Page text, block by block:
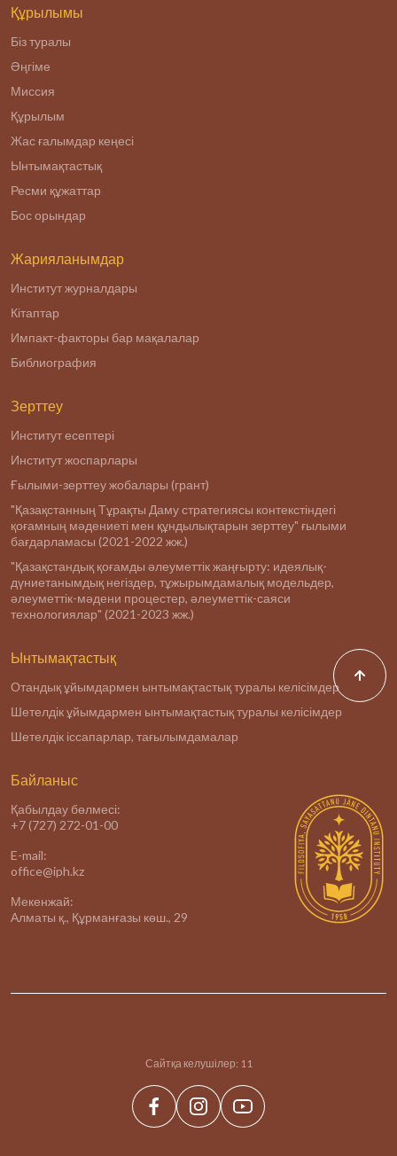
Алматы 5 мая
Құрылымы
Біз туралы
Әңгіме
Миссия
Құрылым
Жас ғалымдар кеңесі
Ынтымақтастық
Ресми құжаттар
Бос орындар
Жарияланымдар
Институт журналдары
Кітаптар
Импакт-факторы бар мақалалар
Библиография
Зерттеу
Институт есептері
Институт жоспарлары
Ғылыми-зерттеу жобалары (грант)
"Қазақстанның Тұрақты Даму стратегиясы контекстіндегі
қоғамның мәдениеті мен құндылықтарын зерттеу" ғылыми
бағдарламасы (2021-2022 жж.)
"Қазақстандық қоғамды әлеуметтік жаңғырту: идеялық-
дүниетанымдық негіздер, тұжырымдамалық модельдер,
әлеуметтік-мәдени процестер, әлеуметтік-саяси
технологиялар" (2021-2023 жж.)
Ынтымақтастық
Отандық ұйымдармен ынтымақтастық туралы келісімдер
Шетелдік ұйымдармен ынтымақтастық туралы келісімдер
Шетелдік іссапарлар, тағылымдамалар
Байланыс
Қабылдау бөлмесі:
+7 (727) 272-01-00
E-mail:
office@iph.kz
Мекенжай:
Алматы қ., Құрманғазы көш., 29
Сайтқа келушілер: 11